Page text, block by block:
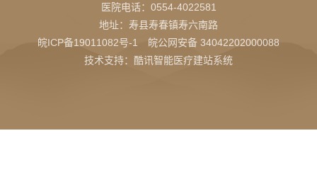
医院电话： 0554-4022581
地址：寿县寿春镇寿六南路
皖ICP备19011082号-1
皖公网安备 34042202000088
技术支持：酷讯智能医疗建站系统